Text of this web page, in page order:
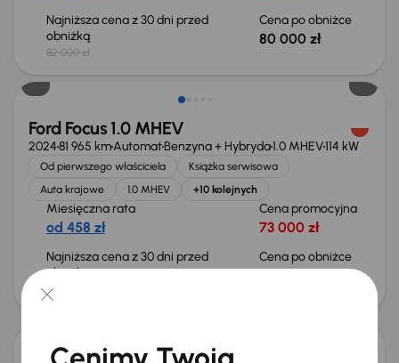
Najniższa cena z 30 dni przed
obniżką
82 000 zł
Cena po obniżce
80 000 zł
Taniej o 1 000 zł
Ford Focus 1.0 MHEV
202481 965 kmAutomatBenzyna + Hybryda1.0 MHEV114 kW
Od pierwszego właściciela
Książka serwisowa
Auta krajowe
1.0 MHEV +10 kolejnych
Miesięczna rata
od 458 zł
Cena promocyjna
73 000 zł
Najniższa cena z 30 dni przed
obniżką
78 000 zł
Cena po obniżce
Taniej o 2 000 zł